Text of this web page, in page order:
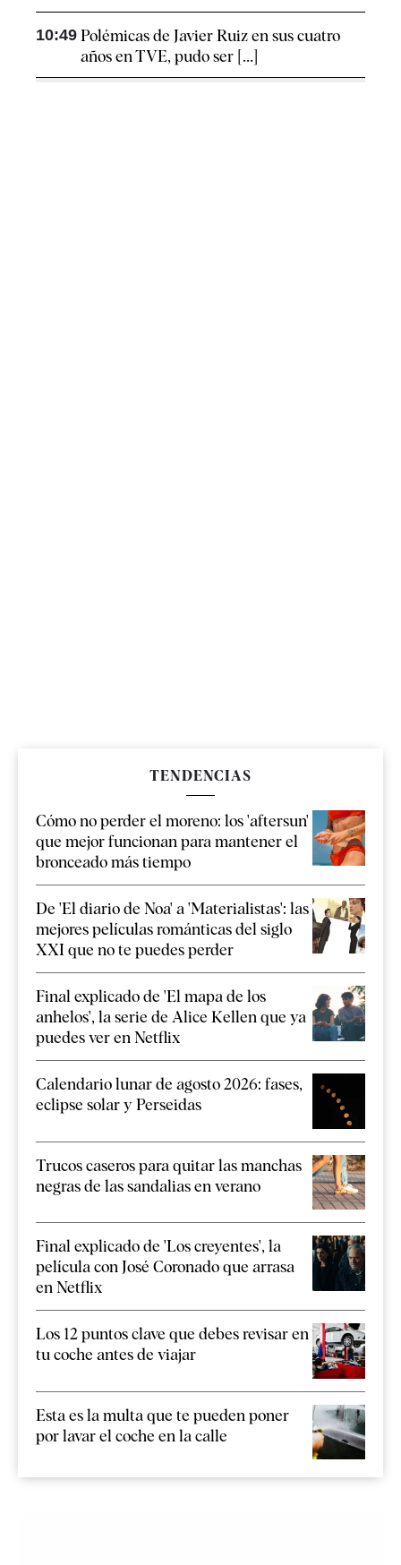
10:49 Polémicas de Javier Ruiz en sus cuatro
años en TVE, pudo ser [...]
TENDENCIAS
Cómo no perder el moreno: los 'aftersun'
que mejor funcionan para mantener el
bronceado más tiempo
De 'El diario de Noa' a 'Materialistas': las
mejores películas románticas del siglo
XXI que no te puedes perder
Final explicado de 'El mapa de los
anhelos', la serie de Alice Kellen que ya
puedes ver en Netflix
Calendario lunar de agosto 2026: fases,
eclipse solar y Perseidas
Trucos caseros para quitar las manchas
negras de las sandalias en verano
Final explicado de 'Los creyentes', la
película con José Coronado que arrasa
en Netflix
Los 12 puntos clave que debes revisar en
tu coche antes de viajar
Esta es la multa que te pueden poner
por lavar el coche en la calle